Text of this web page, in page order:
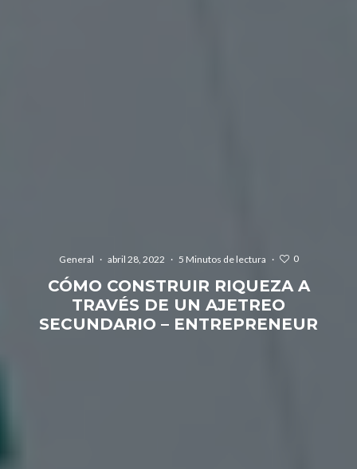
General · abril 28, 2022 · 5 Minutos de lectura · 0
CÓMO CONSTRUIR RIQUEZA A
TRAVÉS DE UN AJETREO
SECUNDARIO – ENTREPRENEUR